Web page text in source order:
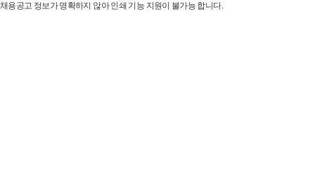
채용공고 정보가 명확하지 않아 인쇄 기능 지원이 불가능 합니다.